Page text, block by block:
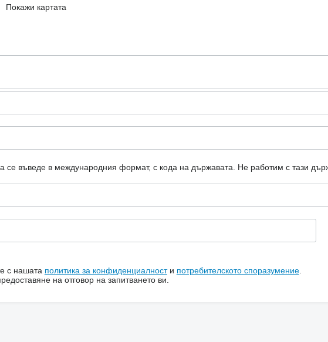
Покажи картата
се въведе в международния формат, с кода на държавата. Не работим с тази
с нашата политика за конфиденциалности потребителското споразумение.
на отговор на запитването ви.